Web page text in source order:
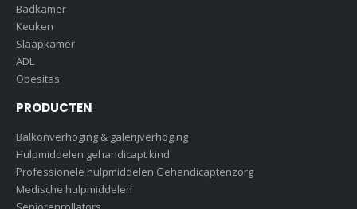
Badkamer
Keuken
Slaapkamer
ADL
Obesitas
PRODUCTEN
Balkonverhoging & galerijverhoging
Hulpmiddelen gehandicapt kind
Professionele hulpmiddelen Gehandicaptenzorg
Medische hulpmiddelen